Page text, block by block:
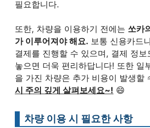
필요합니다.
또한, 차량을 이용하기 전에는 쏘카
가 이루어져야 해요. 보통 신용카드
결제를 진행할 수 있으며, 결제 정보
놓으면 더욱 편리하답니다! 또한 일
을 가진 차량은 추가 비용이 발생할
시 주의 깊게 살펴보세요~! 😄
차량 이용 시 필요한 사항